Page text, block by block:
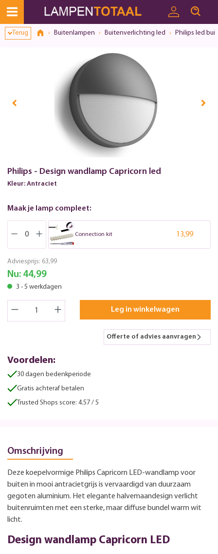
Terug Buitenlampen Buitenverlichting led Philips led
Philips - Design wandlamp Capricorn led
Kleur: Antraciet
Maak je lamp compleet:
Connection kit 13,99
Adviesprijs: 63,99
Nu: 44,99
3 - 5 werkdagen
Leg in winkelwagen
Offerte of advies aanvragen
Voordelen:
30 dagen bedenkperiode
Gratis achteraf betalen
Trusted Shops score: 4.57 / 5
Omschrijving
Deze koepelvormige Philips Capricorn LED-wandlamp voor
buiten in mooi antracietgrijs is vervaardigd van duurzaam
gegoten aluminium. Het elegante halvemaandesign verlicht
buitenruimten met een sterke, maar diffuse bundel warm wit
licht.
Design wandlamp Capricorn LED